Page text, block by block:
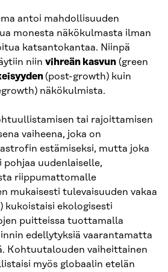
antoi mahdollisuuden
monesta näkökulmasta ilman
katsantokantaa. Niinpä
niin vihreän kasvun (green
(post-growth) kuin
näkökulmista.
tai rajoittamisen
vaiheena, joka on
estämiseksi, mutta joka
pohjaa uudenlaiselle,
riippumattomalle
mukaisesti tulevaisuuden vakaa
kukoistaisi ekologisesti
puitteissa tuottamalla
edellytyksiä vaarantamatta
Kohtuutalouden vaiheittainen
myös globaalin etelän